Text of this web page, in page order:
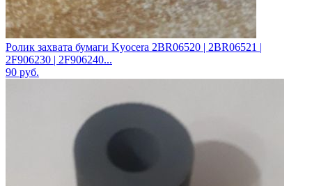
Ролик захвата бумаги Kyocera 2BR06520 | 2BR06521 |
2F906230 | 2F906240...
90 руб.